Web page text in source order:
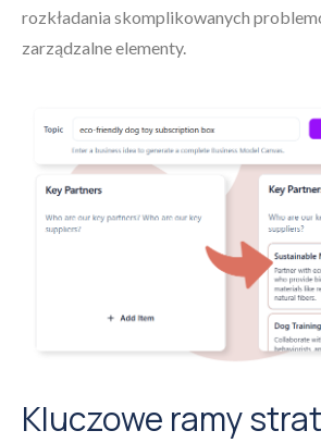
rozkładania skomplikowanych
zarządzalne elementy.
Kluczowe ramy